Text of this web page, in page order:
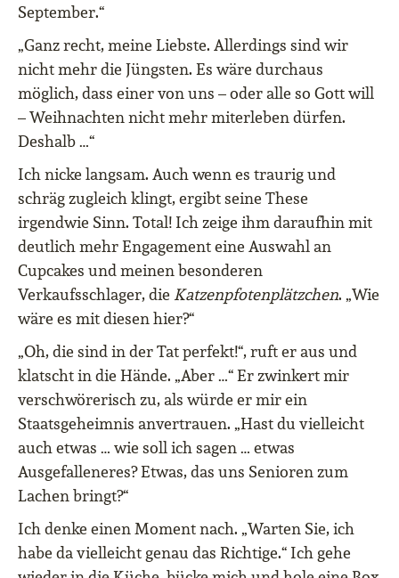
September.“
„Ganz recht, meine Liebste. Allerdings sind wir
nicht mehr die Jüngsten. Es wäre durchaus
möglich, dass einer von uns – oder alle so Gott will
– Weihnachten nicht mehr miterleben dürfen.
Deshalb …“
Ich nicke langsam. Auch wenn es traurig und
schräg zugleich klingt, ergibt seine These
irgendwie Sinn. Total! Ich zeige ihm daraufhin mit
deutlich mehr Engagement eine Auswahl an
Cupcakes und meinen besonderen
Verkaufsschlager, die Katzenpfotenplätzchen. „Wie
wäre es mit diesen hier?“
„Oh, die sind in der Tat perfekt!“, ruft er aus und
klatscht in die Hände. „Aber …“ Er zwinkert mir
verschwörerisch zu, als würde er mir ein
Staatsgeheimnis anvertrauen. „Hast du vielleicht
auch etwas … wie soll ich sagen … etwas
Ausgefalleneres? Etwas, das uns Senioren zum
Lachen bringt?“
Ich denke einen Moment nach. „Warten Sie, ich
habe da vielleicht genau das Richtige.“ Ich gehe